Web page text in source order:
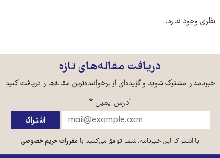
نظری وجود ندارد.
دریافت مقاله‌های تازه
خبرنامه را مشترک شوید و گزیده‌ای از پرخواننده‌ترین مقاله‌ها را دریافت کنید
آدرس ایمیل *
با اشتراک این خبرنامه، شما توافق می‌کنید بامقررات حریم خصوصی